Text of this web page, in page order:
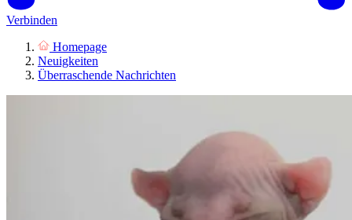
Verbinden
Homepage
Neuigkeiten
Überraschende Nachrichten